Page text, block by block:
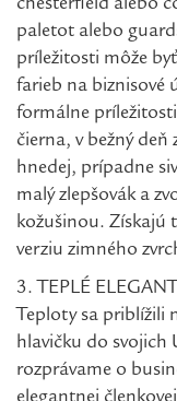
chesterfield alebo
paletot alebo
príležitosti môže
farieb na biznisové
formálne
čierna, v bežný
hnedej, prípadne
malý zlepšovák a
kožušinou. Získajú
verziu zimného
3. TEPLÉ
Teploty sa priblížili
hlavičku do svojich
rozprávame o